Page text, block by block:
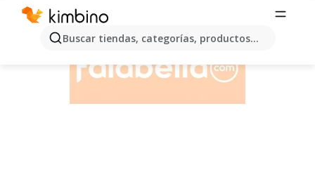
Buscar tiendas, categorías, productos...